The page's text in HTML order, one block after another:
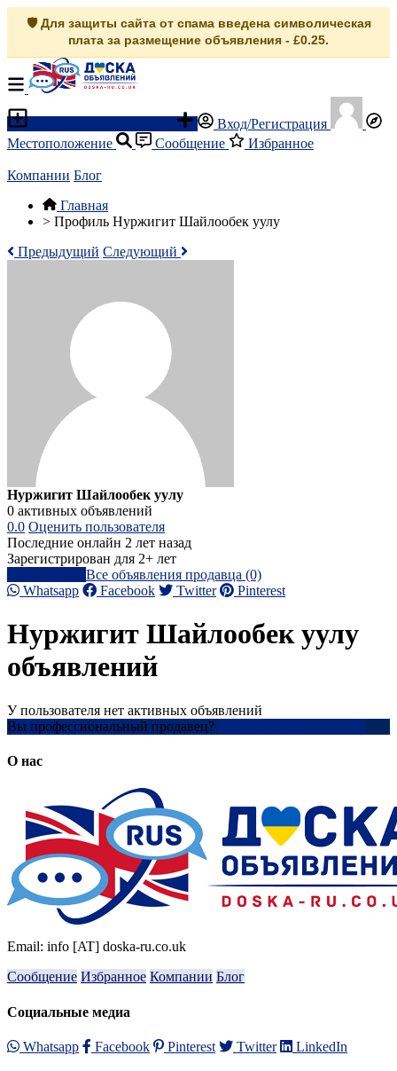
🛡️ Для защиты сайта от спама введена символическая
плата за размещение объявления - £0.25.
Вход/Регистрация
Местоположение
Сообщение Избранное
Компании Блог
Главная
> Профиль Нуржигит Шайлообек уулу
Предыдущий Следующий
Нуржигит Шайлообек уулу
0 активных объявлений
0.0 Оценить пользователя
Последние онлайн 2 лет назад
Зарегистрирован для 2+ лет
Все объявления продавца (0)
Whatsapp
Facebook Twitter Pinterest
Нуржигит Шайлообек уулу
объявлений
У пользователя нет активных объявлений
Вы профессиональный продавец?
О нас
Email: info [AT] doska-ru.co.uk
Сообщение Избранное Компании Блог
Социальные медиа
Whatsapp Facebook Pinterest Twitter LinkedIn